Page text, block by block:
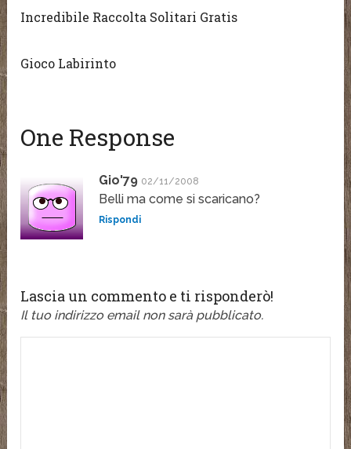
Incredibile Raccolta Solitari Gratis
Gioco Labirinto
One Response
Gio'79 02/11/2008
Belli ma come si scaricano?
Rispondi
Lascia un commento e ti risponderò!
Il tuo indirizzo email non sarà pubblicato.